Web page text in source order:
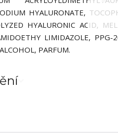
HYALURONATE,
HYALURONIC ACID,
LIMIDAZOLE, PPG-
PARFUM.